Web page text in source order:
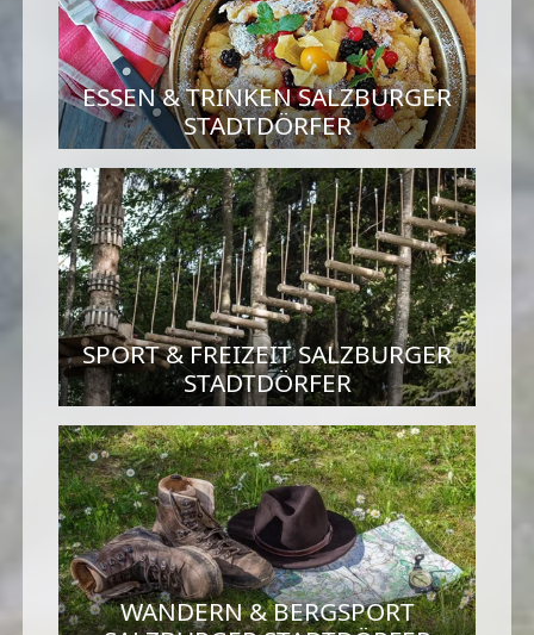
ESSEN & TRINKEN SALZBURGER
STADTDÖRFER
SPORT & FREIZEIT SALZBURGER
STADTDÖRFER
WANDERN & BERGSPORT